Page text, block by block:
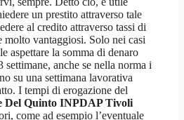
un prestito attraverso tale
al credito attraverso tassi di
molto vantaggiosi. Solo nei casi
aspettare la somma di denaro
settimane, anche se nella norma i
su una settimana lavorativa
I tempi di erogazione del
Del Quinto INPDAP Tivoli
come ad esempio l’eventuale